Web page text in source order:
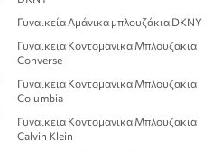
Γυναικεία Αμάνικα μπλουζάκια DKNY
Γυναικεια Κοντομανικα Μπλουζακια
Converse
Γυναικεια Κοντομανικα Μπλουζακια
Columbia
Γυναικεια Κοντομανικα Μπλουζακια
Calvin Klein